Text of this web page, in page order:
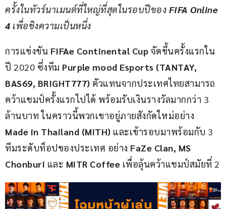
ครั้งในทัวร์นาเมนต์ที่ใหญ่ที่สุดในรอบปีของ FIFA Online
4 เพื่อชิงความเป็นหนึ่ง
การแข่งขัน FIFAe Continental Cup จัดขึ้นครั้งแรกใน
ปี 2020 ซึ่งทีม Purple mood Esports (TANTAY,
BAS69, BRIGHT777) ตัวแทนจากประเทศไทยสามารถ
คว้าแชมป์ครั้งแรกไปได้ พร้อมรับเงินรางวัลมากกว่า 3
ล้านบาท ในคราวนี้พวกเขาอยู่ภายสังกัดใหม่อย่าง
Made in Thailand (MiTH) และเข้ารอบมาพร้อมกับ 3
ทีมระดับท็อปของประเทศ อย่าง FaZe Clan, MS
Chonburi และ MiTR Coffee เพื่อลุ้นคว้าแชมป์สมัยที่ 2